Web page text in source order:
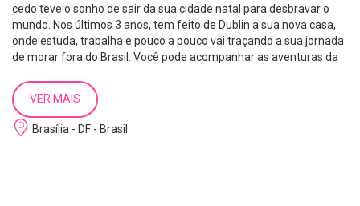
cedo teve o sonho de sair da sua cidade natal para desbravar o
mundo. Nos últimos 3 anos, tem feito de Dublin a sua nova casa,
onde estuda, trabalha e pouco a pouco vai traçando a sua jornada
de morar fora do Brasil. Você pode acompanhar as aventuras da
VER MAIS
Brasília - DF - Brasil